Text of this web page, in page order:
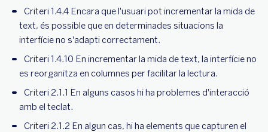
Criteri 1.4.4 Encara que l'usuari pot incrementar la mida de
text, és possible que en determinades situacions la
interfície no s'adapti correctament.
Criteri 1.4.10 En incrementar la mida de text, la interfície no
es reorganitza en columnes per facilitar la lectura.
Criteri 2.1.1 En alguns casos hi ha problemes d'interacció
amb el teclat.
Criteri 2.1.2 En algun cas, hi ha elements que capturen el